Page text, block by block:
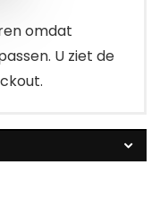
omdat
U ziet de